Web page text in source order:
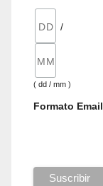
/
( dd / mm )
Formato Email